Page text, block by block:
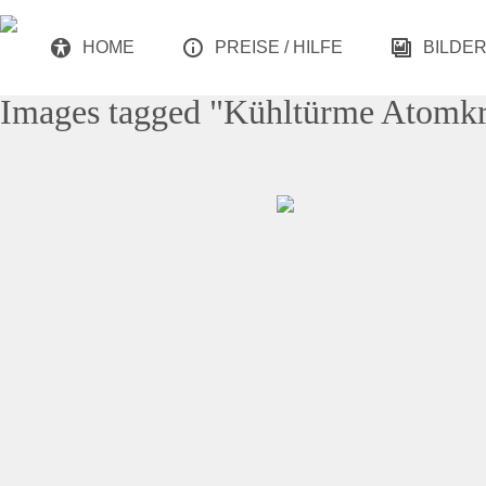
HOME PREISE / HILFE
Images tagged "Kühltürme